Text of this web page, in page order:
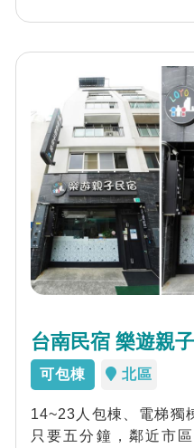
台南民宿 樂遊親
可包棟 北區
14~23人包棟、電梯獨
只要五分鐘，鄰近市